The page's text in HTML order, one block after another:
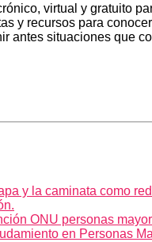
virtual y gratuito
y recursos para
antes situaciones que
y la caminata como
ONU personas
en Personas